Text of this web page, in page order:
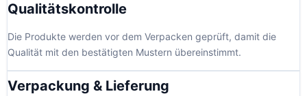
Qualitätskontrolle
Die Produkte werden vor dem Verpacken geprüft, damit die
Qualität mit den bestätigten Mustern übereinstimmt.
Verpackung & Lieferung